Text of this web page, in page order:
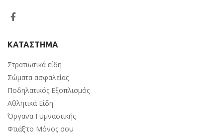
ΚΑΤΑΣΤΗΜΑ
Στρατιωτικά είδη
Σώματα ασφαλείας
Ποδηλατικός Εξοπλισμός
Αθλητικά Είδη
Όργανα Γυμναστικής
Φτιάξ’το Μόνος σου